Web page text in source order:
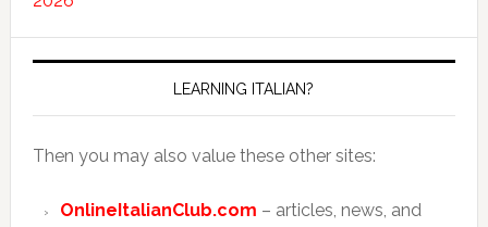
LEARNING ITALIAN?
Then you may also value these other sites:
OnlineItalianClub.com – articles, news, and